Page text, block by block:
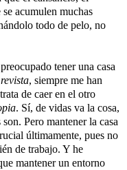
acumulen muchas
todo de pelo, no
tener una casa
revista, siempre me han
de caer en el otro
. Sí, de vidas va la cosa,
Pero mantener la casa
últimamente, pues no
de trabajo. Y he
mantener un entorno